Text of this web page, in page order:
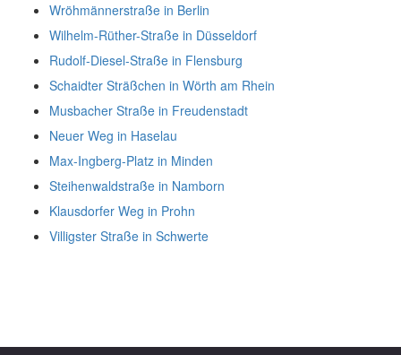
Wröhmännerstraße in Berlin
Wilhelm-Rüther-Straße in Düsseldorf
Rudolf-Diesel-Straße in Flensburg
Schaidter Sträßchen in Wörth am Rhein
Musbacher Straße in Freudenstadt
Neuer Weg in Haselau
Max-Ingberg-Platz in Minden
Steihenwaldstraße in Namborn
Klausdorfer Weg in Prohn
Villigster Straße in Schwerte